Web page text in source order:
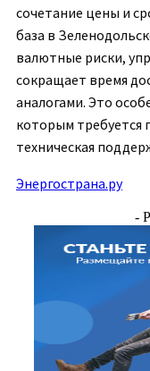
сочетание цены и
база в
валютные риски,
сокращает время
аналогами. Это
которым требуется
техническая
Энергострана.ру
-